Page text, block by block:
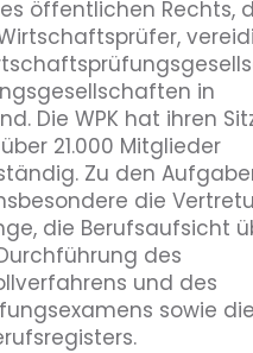
öffentlichen Rechts,
in
Die WPK hat ihren
21.000 Mitglieder
Zu den
die
die Berufsaufsicht
des
und des
sowie die